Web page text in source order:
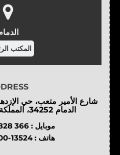
المكتب
شارع الأمير متعب، حي
الدمام 34252، المملكة العربية السعودية.
موبايل : 366
هاتف : 13524